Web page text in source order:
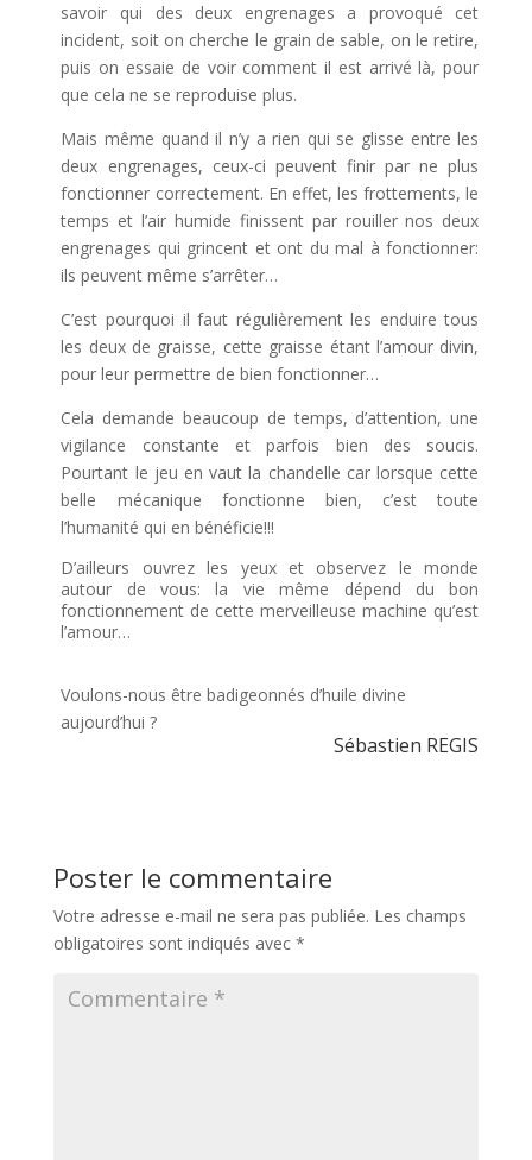
savoir qui des deux engrenages a provoqué cet
incident, soit on cherche le grain de sable, on le retire,
puis on essaie de voir comment il est arrivé là, pour
que cela ne se reproduise plus.
Mais même quand il n’y a rien qui se glisse entre les
deux engrenages, ceux-ci peuvent finir par ne plus
fonctionner correctement. En effet, les frottements, le
temps et l’air humide finissent par rouiller nos deux
engrenages qui grincent et ont du mal à fonctionner:
ils peuvent même s’arrêter…
C’est pourquoi il faut régulièrement les enduire tous
les deux de graisse, cette graisse étant l’amour divin,
pour leur permettre de bien fonctionner…
Cela demande beaucoup de temps, d’attention, une
vigilance constante et parfois bien des soucis.
Pourtant le jeu en vaut la chandelle car lorsque cette
belle mécanique fonctionne bien, c’est toute
l’humanité qui en bénéficie!!!
D’ailleurs ouvrez les yeux et observez le monde
autour de vous: la vie même dépend du bon
fonctionnement de cette merveilleuse machine qu’est
l’amour…
Voulons-nous être badigeonnés d’huile divine
aujourd’hui ?
Sébastien REGIS
Poster le commentaire
Votre adresse e-mail ne sera pas publiée. Les champs
obligatoires sont indiqués avec *